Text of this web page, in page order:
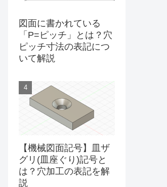
図面に書かれている
「P=ピッチ」とは？穴
ピッチ寸法の表記につ
いて解説
【機械図面記号】皿ザ
グリ(皿座ぐり)記号と
は？穴加工の表記を解
説